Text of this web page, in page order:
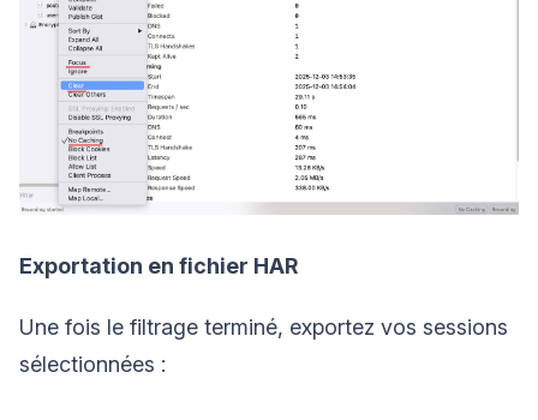
Exportation en fichier HAR
Une fois le filtrage terminé, exportez vos sessions
sélectionnées :